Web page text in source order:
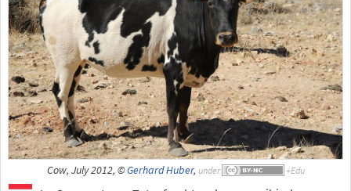
Cow, July 2012, ©Gerhard Huber, under